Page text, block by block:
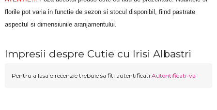
florile pot varia in functie de sezon si stocul disponibil, fiind pastrate
aspectul si dimensiunile aranjamentului.
Impresii despre Cutie cu Irisi Albastri
Pentru a lasa o recenzie trebuie sa fiti autentificati Autentificati-va